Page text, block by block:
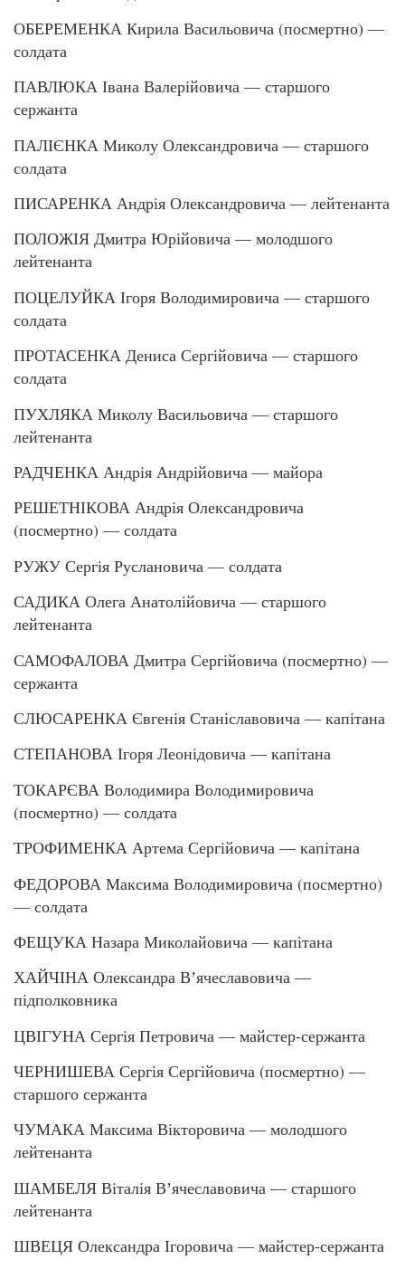
ОБЕРЕМЕНКА Кирила Васильовича (посмертно) —
солдата
ПАВЛЮКА Івана Валерійовича — старшого
сержанта
ПАЛІЄНКА Миколу Олександровича — старшого
солдата
ПИСАРЕНКА Андрія Олександровича — лейтенанта
ПОЛОЖІЯ Дмитра Юрійовича — молодшого
лейтенанта
ПОЦЕЛУЙКА Ігоря Володимировича — старшого
солдата
ПРОТАСЕНКА Дениса Сергійовича — старшого
солдата
ПУХЛЯКА Миколу Васильовича — старшого
лейтенанта
РАДЧЕНКА Андрія Андрійовича — майора
РЕШЕТНІКОВА Андрія Олександровича
(посмертно) — солдата
РУЖУ Сергія Руслановича — солдата
САДИКА Олега Анатолійовича — старшого
лейтенанта
САМОФАЛОВА Дмитра Сергійовича (посмертно) —
сержанта
СЛЮСАРЕНКА Євгенія Станіславовича — капітана
СТЕПАНОВА Ігоря Леонідовича — капітана
ТОКАРЄВА Володимира Володимировича
(посмертно) — солдата
ТРОФИМЕНКА Артема Сергійовича — капітана
ФЕДОРОВА Максима Володимировича (посмертно)
— солдата
ФЕЩУКА Назара Миколайовича — капітана
ХАЙЧІНА Олександра Вʼячеславовича —
підполковника
ЦВІГУНА Сергія Петровича — майстер-сержанта
ЧЕРНИШЕВА Сергія Сергійовича (посмертно) —
старшого сержанта
ЧУМАКА Максима Вікторовича — молодшого
лейтенанта
ШАМБЕЛЯ Віталія Вʼячеславовича — старшого
лейтенанта
ШВЕЦЯ Олександра Ігоровича — майстер-сержанта